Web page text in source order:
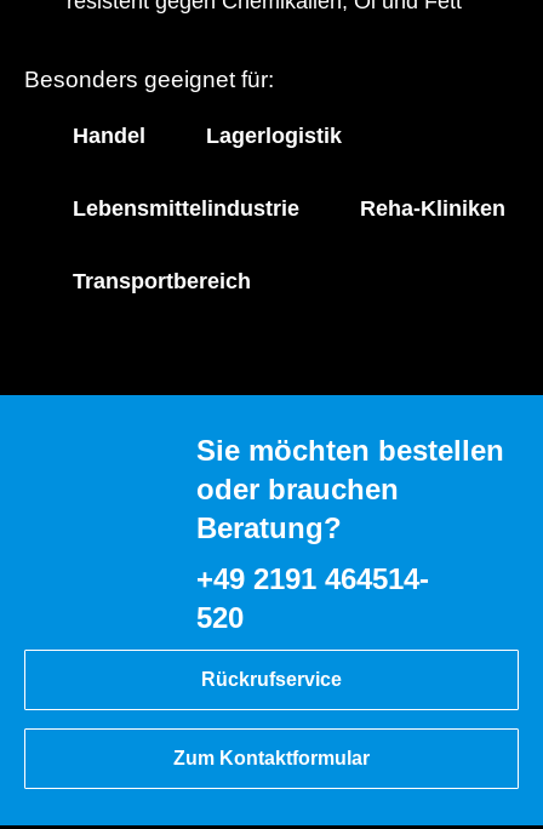
Besonders geeignet für:
Handel Lagerlogistik
Lebensmittelindustrie Reha-Kliniken
Transportbereich
Sie möchten bestellen
oder brauchen
Beratung?
+49 2191 464514-
520
Rückrufservice
Zum Kontaktformular